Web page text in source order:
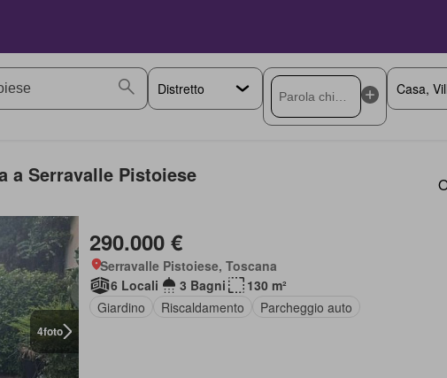
a Serravalle Pistoiese
4foto
290.000 €
Serravalle Pistoiese, Toscana
6 Locali
3 Bagni
130 m²
Giardino
Riscaldamento Parcheggio auto